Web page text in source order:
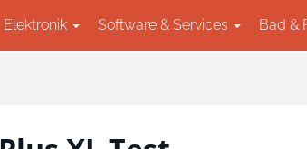
Elektronik Software & Services Bad &